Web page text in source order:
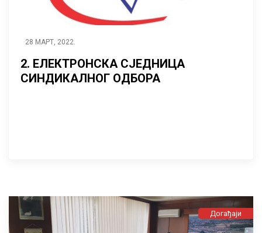
28 МАРТ, 2022.
2. ЕЛЕКТРОНСКА СЈЕДНИЦА
СИНДИКАЛНОГ ОДБОРА
Догађаји